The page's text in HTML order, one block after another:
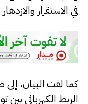
في الاستقرار
كما لفت البيان،
الربط الكهربائي بين